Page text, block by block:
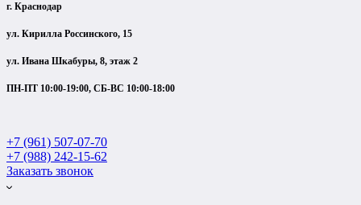
г. Краснодар
ул. Кирилла Россинского, 15
ул. Ивана Шкабуры, 8, этаж 2
ПН-ПТ 10:00-19:00, СБ-ВС 10:00-18:00
+7 (961) 507-07-70
+7 (988) 242-15-62
Заказать звонок